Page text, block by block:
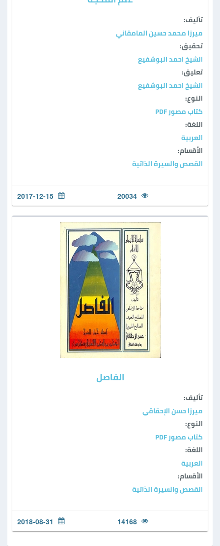
تأليف:
ميرزا محمد حسين المامقاني
تحقيق:
الشيخ احمد البوشفيع
تعليق:
الشيخ احمد البوشفيع
النوع:
كتاب مصور PDF
اللغة:
العربية
الأقسام:
القصص والسيرة الذاتية
20034
2017-12-15
الفاصل
تأليف:
ميرزا حسن الإحقاقي
النوع:
كتاب مصور PDF
اللغة:
العربية
الأقسام:
القصص والسيرة الذاتية
14168
2018-08-31